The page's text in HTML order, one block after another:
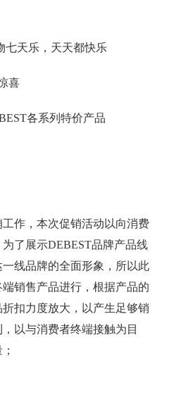
。
七天乐，天天都快乐
惊喜
各系列特价产品
作，本次促销活动以向消费
了展示DEBEST品牌产品线
线品牌的全面形象，所以此
销售产品进行，根据产品的
扣力度放大，以产生足够销
以与消费者终端接触为目
量；